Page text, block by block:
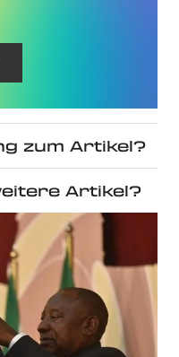
zum Artikel?
Artikel?